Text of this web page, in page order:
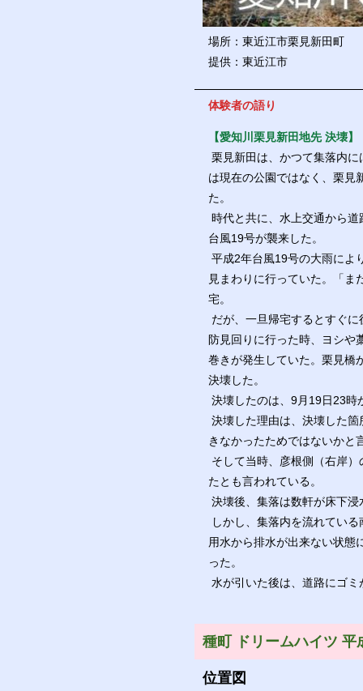
場所：東近江市栗見新田町
提供：東近江市
体験者の語り
【愛知川栗見新田地先 決壊】
栗見新田は、かつて集落内
は現在の公園ではなく、栗見
た。
時代と共に、水上交通から
台風19号が襲来した。
平成2年台風19号の大雨によ
見まわりに行っていた。「ま
宅。
だが、一旦帰宅するとすぐ
防見回りに行った時、ヨシや
巻きが発生していた。栗見橋
決壊した。
決壊したのは、9月19日23時
決壊した理由は、決壊した
きなかったためではないかと
そして当時、彦根側（右岸
たとも言われている。
決壊後、集落は数軒が床下
しかし、集落内を流れてい
用水から排水が出来ない状態
った。
水が引いた後は、道路にゴ
種町 ドリームハイツ 平
位置図